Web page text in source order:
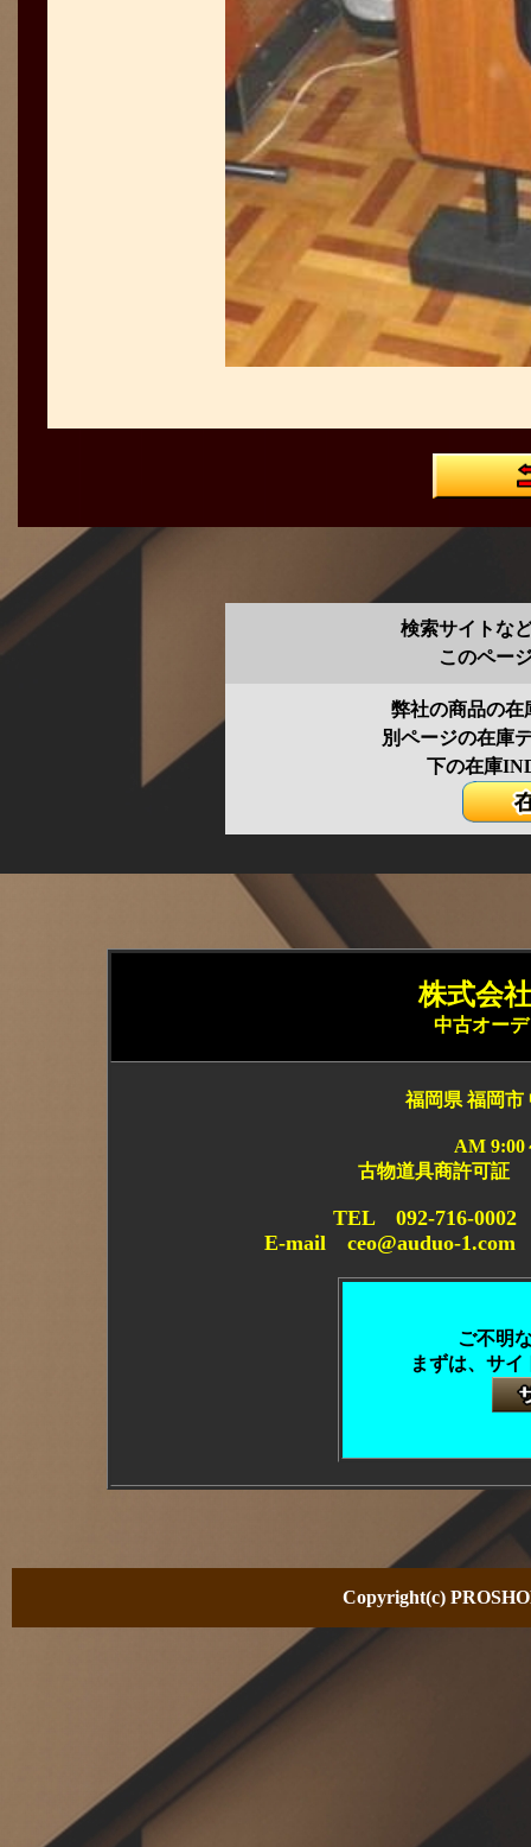
検索サイトな
このペー
弊社の商品の在
別ページの在庫
下の在庫
株式会
中古オー
福岡県 福岡市
AM
古物道具商許可証
TEL 092-716-
E-mail ceo@auduo-
ご不明
まずは、サ
Copyright(c)